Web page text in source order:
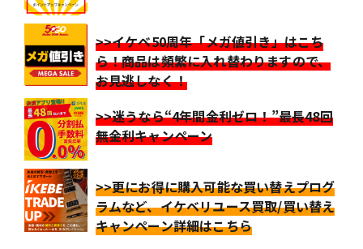
>>イケベ50周年「メガ値引き」はこち
ら！商品は頻繁に入れ替わりますので、
お見逃しなく！
>>迷うなら“4年間金利ゼロ！”最長48回
無金利キャンペーン
>>更にお得に購入可能な買い替えプログ
ラムなど、イケベリユース買取/買い替え
キャンペーン詳細はこちら